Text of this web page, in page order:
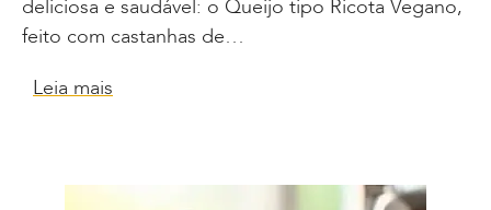
deliciosa e saudável: o Queijo tipo Ricota Vegano,
feito com castanhas de…
Leia mais